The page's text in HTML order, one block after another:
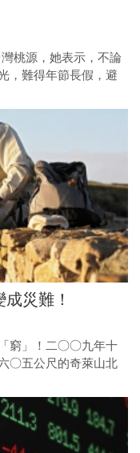
桃源，她表示，不論
，難得年節長假，避
災難！
窮」！二○○九年十
○五公尺的奇萊山北
誤闖獸道、困在迷霧